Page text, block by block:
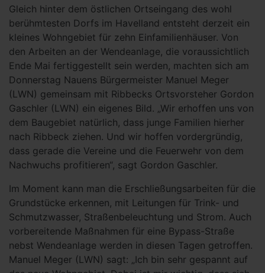
Gleich hinter dem östlichen Ortseingang des wohl
berühmtesten Dorfs im Havelland entsteht derzeit ein
kleines Wohngebiet für zehn Einfamilienhäuser. Von
den Arbeiten an der Wendeanlage, die voraussichtlich
Ende Mai fertiggestellt sein werden, machten sich am
Donnerstag Nauens Bürgermeister Manuel Meger
(LWN) gemeinsam mit Ribbecks Ortsvorsteher Gordon
Gaschler (LWN) ein eigenes Bild. „Wir erhoffen uns von
dem Baugebiet natürlich, dass junge Familien hierher
nach Ribbeck ziehen. Und wir hoffen vordergründig,
dass gerade die Vereine und die Feuerwehr von dem
Nachwuchs profitieren“, sagt Gordon Gaschler.
Im Moment kann man die Erschließungsarbeiten für die
Grundstücke erkennen, mit Leitungen für Trink- und
Schmutzwasser, Straßenbeleuchtung und Strom. Auch
vorbereitende Maßnahmen für eine Bypass-Straße
nebst Wendeanlage werden in diesen Tagen getroffen.
Manuel Meger (LWN) sagt: „Ich bin sehr gespannt auf